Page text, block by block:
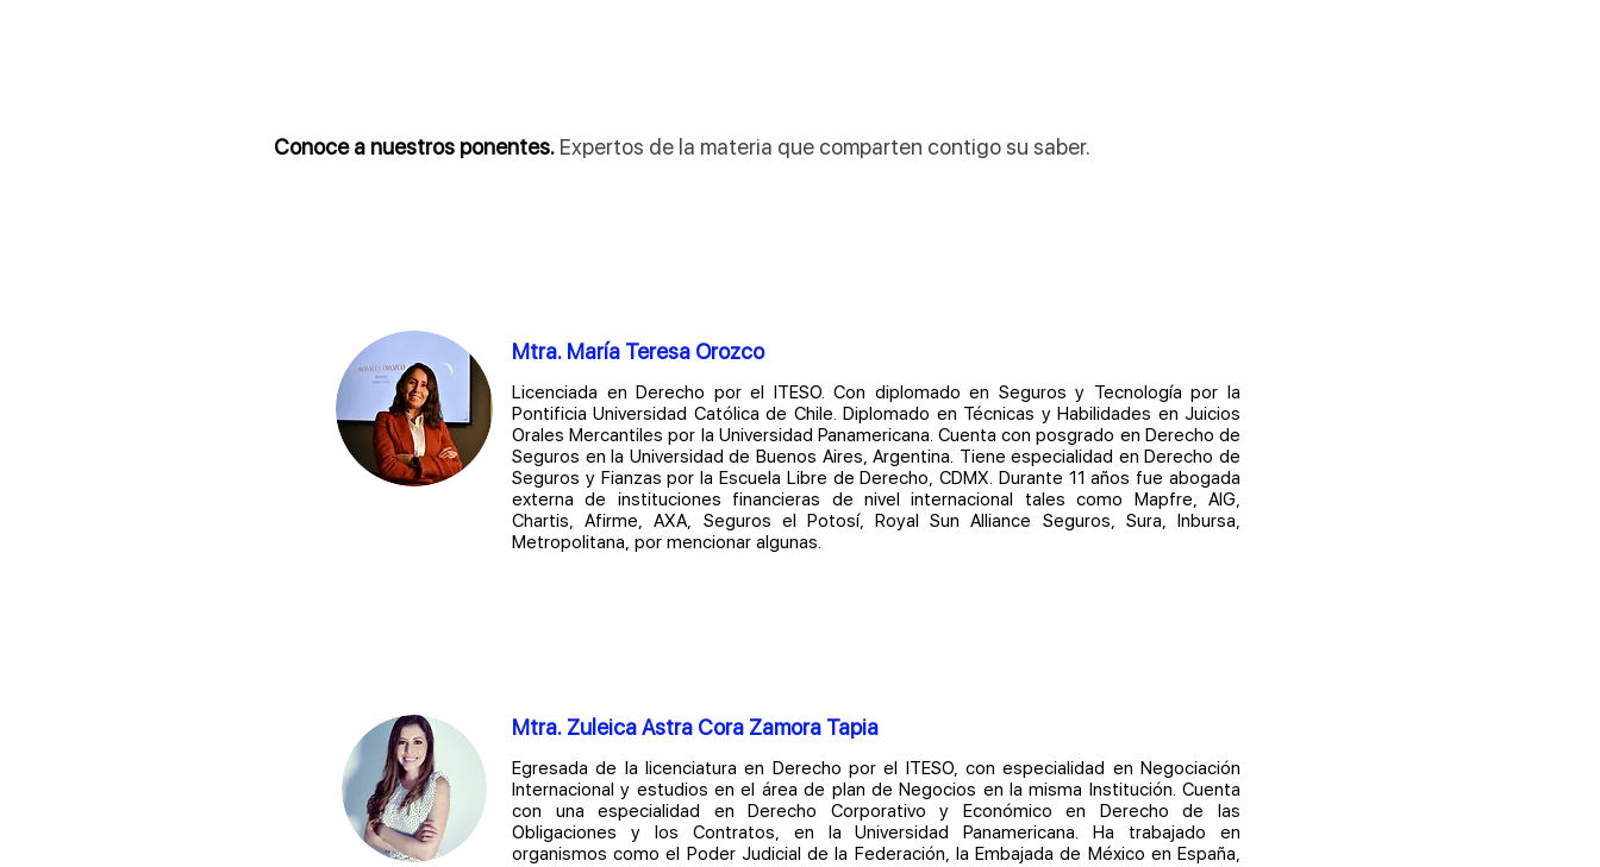
Mtra. María Teresa Orozco
Licenciada en Derecho por el ITESO. Con diplomado en Seguros y Tecnología por la
Pontificia Universidad Católica de Chile. Diplomado en Técnicas y Habilidades en Juicios
Orales Mercantiles por la Universidad Panamericana. Cuenta con posgrado en Derecho de
Seguros en la Universidad de Buenos Aires, Argentina. Tiene especialidad en Derecho de
Seguros y Fianzas por la Escuela Libre de Derecho, CDMX. Durante 11 años fue abogada
externa de instituciones financieras de nivel internacional tales como Mapfre, AIG,
Chartis, Afirme, AXA, Seguros el Potosí, Royal Sun Alliance Seguros, Sura, Inbursa,
Metropolitana, por mencionar algunas.
Mtra. Zuleica Astra Cora Zamora Tapia
Egresada de la licenciatura en Derecho por el ITESO, con especialidad en Negociación
Internacional y estudios en el área de plan de Negocios en la misma Institución. Cuenta
con una especialidad en Derecho Corporativo y Económico en Derecho de las
Obligaciones y los Contratos, en la Universidad Panamericana. Ha trabajado en
organismos como el Poder Judicial de la Federación, la Embajada de México en España,
Conoce a nuestros ponentes. Expertos de la materia que comparten contigo su saber.